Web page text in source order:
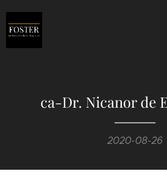
ca-Dr. Nicanor de
2020-08-26